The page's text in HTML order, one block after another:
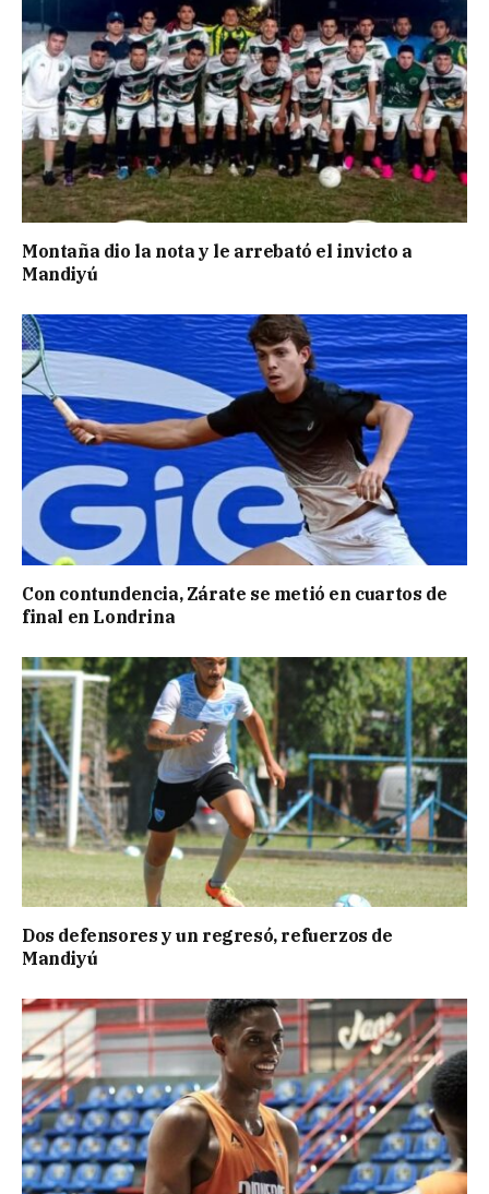
Montaña dio la nota y le arrebató el invicto a
Mandiyú
Con contundencia, Zárate se metió en cuartos de
final en Londrina
Dos defensores y un regresó, refuerzos de
Mandiyú